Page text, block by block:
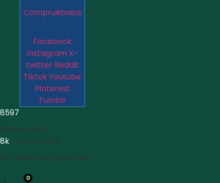
Compruébalos
Facebook
Instagram X-
twitter Reddit
TiktokYoutube
Pinterest
Tumblr
8597
Wholecelium
8k  4.5/5
Ver todas las opiniones
0